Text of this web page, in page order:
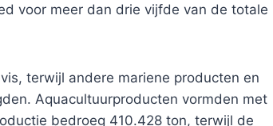
voor meer dan drie vijfde van de totale
terwijl andere mariene producten en
Aquacultuurproducten vormden met
bedroeg 410.428 ton, terwijl de